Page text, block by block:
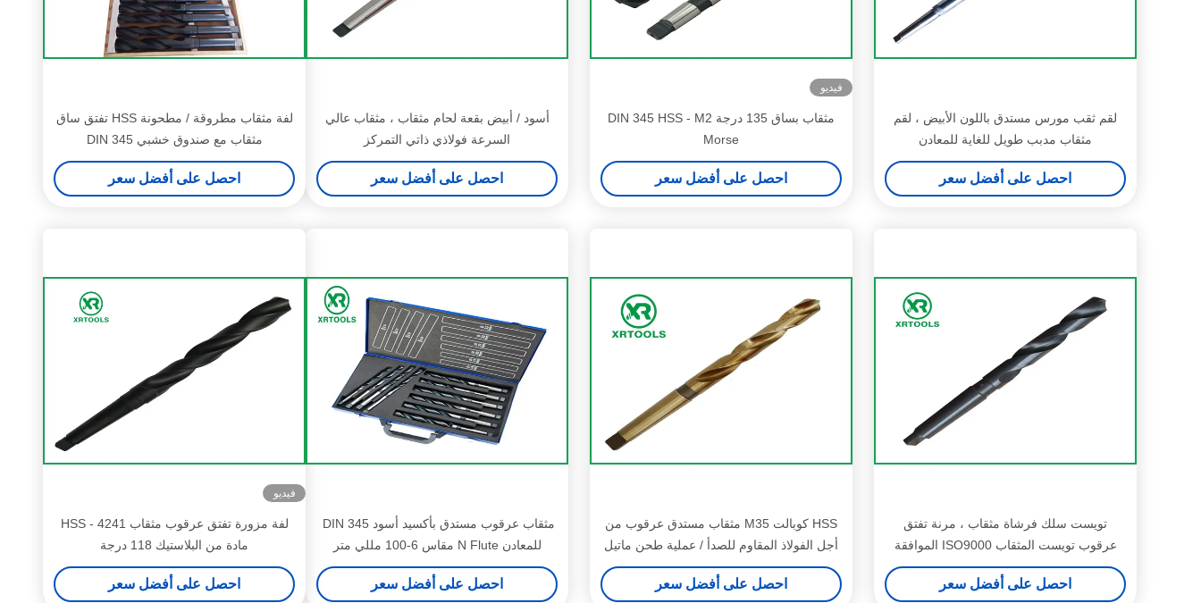
لقم ثقب مورس مستدق باللون الأبيض ، لقم
مثقاب مدبب طويل للغاية للمعادن
احصل على أفضل سعر
فيديو
مثقاب بساق 135 درجة DIN 345 ​​HSS - M2
Morse
احصل على أفضل سعر
أسود / أبيض بقعة لحام مثقاب ، مثقاب عالي
السرعة فولاذي ذاتي التمركز
احصل على أفضل سعر
لفة مثقاب مطروقة / مطحونة HSS تفتق ساق
مثقاب مع صندوق خشبي DIN 345
احصل على أفضل سعر
تويست سلك فرشاة مثقاب ، مرنة تفتق
عرقوب تويست المثقاب ISO9000 الموافقة
احصل على أفضل سعر
HSS كوبالت M35 مثقاب مستدق عرقوب من
أجل الفولاذ المقاوم للصدأ / عملية طحن ماتيل
احصل على أفضل سعر
للمعادن N Flute مقاس 6-100 مللي متر
احصل على أفضل سعر
فيديو
لفة مزورة تفتق عرقوب مثقاب HSS - 4241
مادة من البلاستيك 118 درجة
احصل على أفضل سعر